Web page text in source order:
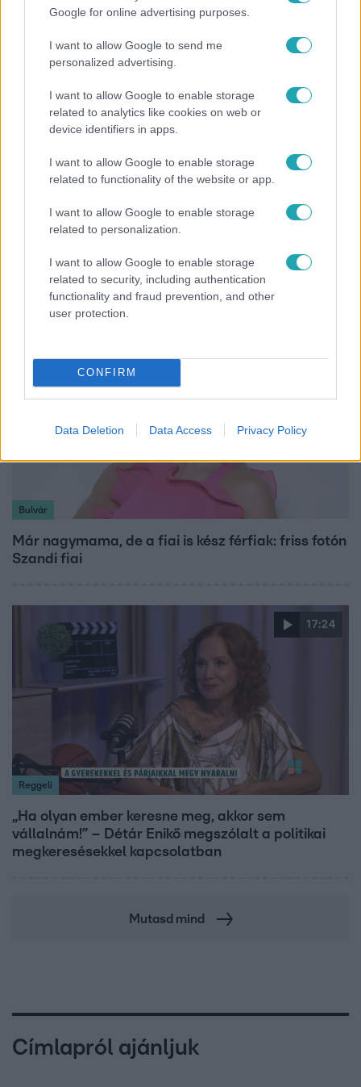
Google for online advertising purposes.
I want to allow Google to send me
personalized advertising.
I want to allow Google to enable storage
related to analytics like cookies on web or
device identifiers in apps.
I want to allow Google to enable storage
related to functionality of the website or app.
I want to allow Google to enable storage
related to personalization.
I want to allow Google to enable storage
related to security, including authentication
functionality and fraud prevention, and other
user protection.
CONFIRM
Data Deletion Data Access Privacy Policy
"Nem beszélek már vele évek óta" - Édesapja
kitagadta Nagy Zsoltot
Bulvár
Már nagymama, de a fiai is kész férfiak: friss fotón
Szandi fiai
17:24
Reggeli
„Ha olyan ember keresne meg, akkor sem
vállalnám!” – Détár Enikő megszólalt a politikai
megkeresésekkel kapcsolatban
Mutasd mind
Címlapról ajánljuk